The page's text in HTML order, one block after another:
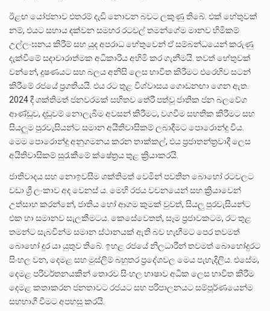
ඊළඟ යෝජනාව එතරම් දැඩි නොවන බවට ලකුණු තිබේ. එක් හේතුවක්
නම්, එයට සහාය දක්වන සමහර රටවල් තමන්ගේම මානව හිමිකම්
උල්ලංඝනය කිරීම් සහ යුද අපරාධ හේතුවෙන් ඒ සම්බන්ධයෙන් කරුණු
දැක්වීමේ සදාචාරාත්මක අධිකාරිය අහිමි කර ගැනීමයි. තවත් හේතුවක්
වන්නේ, දූෂණයට සහ බලය අනිසි ලෙස භාවිත කිරීමට එරෙහිව සටන්
කිරීමේ රජයේ ප්‍රගතියයි. එය රට තුළ විශ්වාසය ගොඩනඟා ගෙන ඇත.
2024 දී ශක්තිමත් ජනවරමක් සහිතව තේරී පත්වූ ජාතික ජන බලවේග
ආණ්ඩුව, දඬුවම් නොලැබීම අවසන් කිරීමට, වගවීම සහතික කිරීමට සහ
සියලුම පුරවැසියන්ට සමාන අයිතිවාසිකම් ලබාදීමට පොරොන්දු විය.
මෙම පොරොන්දු අනුගමනය කරන තාක්කල්, එය ප්‍රජාතන්ත්‍රවාදී ලෙස
අයිතිවාසිකම් සුරැකීමේ ක්ෂේත්‍රය තුළ ක්‍රියාකරයි.
ජාතිවාදය සහ නොඉවසීම ශක්තිමත් වෙමින් පවතින බොහෝ රටවලට
වඩා ශ්‍රී ලංකාව අද වෙනස් ය. මෙහි රජය වචනයෙන් සහ ක්‍රියාවෙන්
උත්සාහ කරන්නේ, ජාතිය හෝ ආගම කුමක් වුවත්, සියලු පුරවැසියන්ට
එක හා සමානව සැලකීමටය. කෙසේවෙතත්, සෑම ප්‍රජාවකටම, රට තුළ
තමන්ට සැබවින්ම සමාන ස්ථානයක් ඇති බව හැඟීමට පෙර තවමත්
බොහෝ දුර යා යුතුව තිබේ. ඉහළ රජයේ නිලධාරීන් තවමත් බොහෝදුරට
සිංහල වන, දෙමළ සහ මුස්ලිම් බහුතර ප්‍රදේශවල මෙය පැහැදිලිය. එසේම,
දෙමළ පරිවර්තනයකින් තොරව සිංහල භාෂාව අධික ලෙස භාවිත කිරීම
දෙමළ කතාකරන ජනතාවට රජයට සහ පරිපාලනයට සම්පූර්ණයෙන්ම
සහභාගී වීමට අපහසු කරයි.